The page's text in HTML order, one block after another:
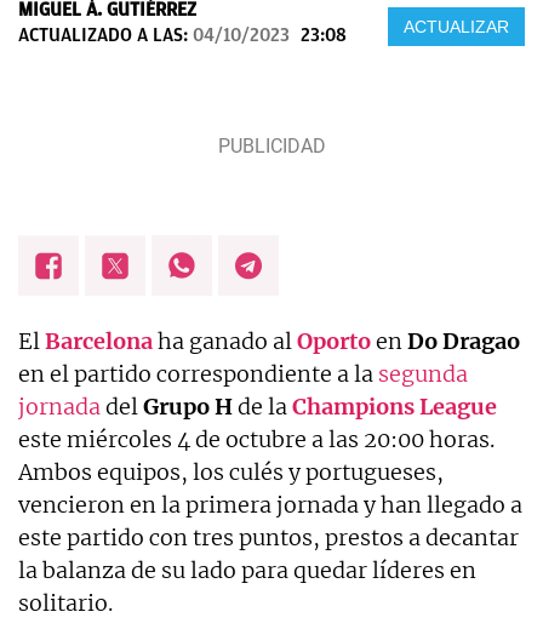
MIGUEL Á. GUTIÉRREZ
ACTUALIZADO A LAS: 04/10/2023 23:08 ACTUALIZAR
ElBarcelonaha ganado alOportoenDoDragao
en el partido correspondiente a la segunda
jornadadelGrupo Hde laChampionsLeague
este miércoles 4 de octubre a las 20:00 horas.
Ambos equipos, los culés y portugueses,
vencieron en la primera jornada y han llegado a
este partido con tres puntos, prestos a decantar
la balanza de su lado para quedar líderes en
solitario.